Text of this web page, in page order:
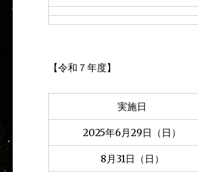
【令和７年度】
実施日
2025年6月29日（日）
8月31日（日）